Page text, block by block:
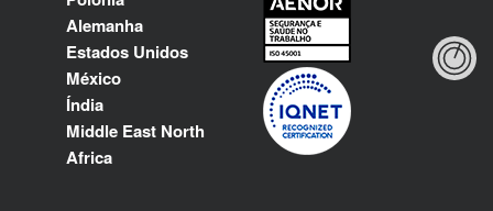
Alemanha
Estados Unidos
México
Índia
Middle East North
Africa